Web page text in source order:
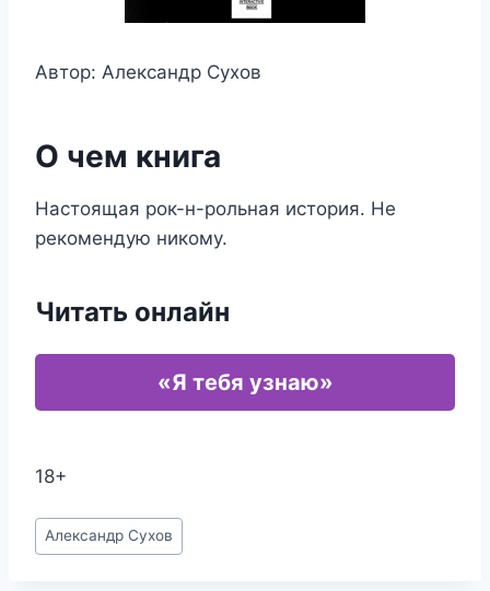
Автор: Александр Сухов
О чем книга
Настоящая рок-н-рольная история. Не
рекомендую никому.
Читать онлайн
«Я тебя узнаю»
18+
Метки
записи:
Александр Сухов